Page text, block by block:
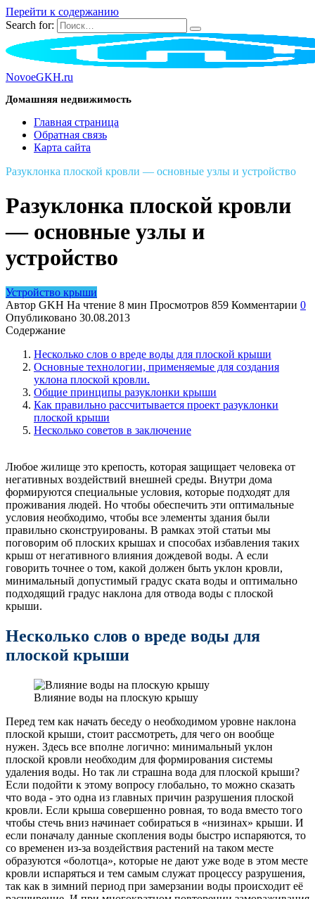
Перейти к содержанию
Search for:
NovoeGKH.ru
Домашняя недвижимость
Главная страница
Обратная связь
Карта сайта
Разуклонка плоской кровли — основные узлы и устройство
Разуклонка плоской кровли
— основные узлы и
устройство
Устройство крыши
Автор GKH На чтение 8 мин Просмотров 859 Комментарии 0
Опубликовано 30.08.2013
Содержание
Несколько слов о вреде воды для плоской крыши
Основные технологии, применяемые для создания
уклона плоской кровли.
Общие принципы разуклонки крыши
Как правильно рассчитывается проект разуклонки
плоской крыши
Несколько советов в заключение
Любое жилище это крепость, которая защищает человека от
негативных воздействий внешней среды. Внутри дома
формируются специальные условия, которые подходят для
проживания людей. Но чтобы обеспечить эти оптимальные
условия необходимо, чтобы все элементы здания были
правильно сконструированы. В рамках этой статьи мы
поговорим об плоских крышах и способах избавления таких
крыш от негативного влияния дождевой воды. А если
говорить точнее о том, какой должен быть уклон кровли,
минимальный допустимый градус ската воды и оптимально
подходящий градус наклона для отвода воды с плоской
крыши.
Несколько слов о вреде воды для
плоской крыши
Влияние воды на плоскую крышу
Перед тем как начать беседу о необходимом уровне наклона
плоской крыши, стоит рассмотреть, для чего он вообще
нужен. Здесь все вполне логично: минимальный уклон
плоской кровли необходим для формирования системы
удаления воды. Но так ли страшна вода для плоской крыши?
Если подойти к этому вопросу глобально, то можно сказать
что вода ­­- это одна из главных причин разрушения плоской
кровли. Если крыша совершенно ровная, то вода вместо того
чтобы стечь вниз начинает собираться в «низинах» крыши. И
если поначалу данные скопления воды быстро испаряются, то
со временен из-за воздействия растений на таком месте
образуются «болотца», которые не дают уже воде в этом месте
кровли испаряться и тем самым служат процессу разрушения,
так как в зимний период при замерзании воды происходит её